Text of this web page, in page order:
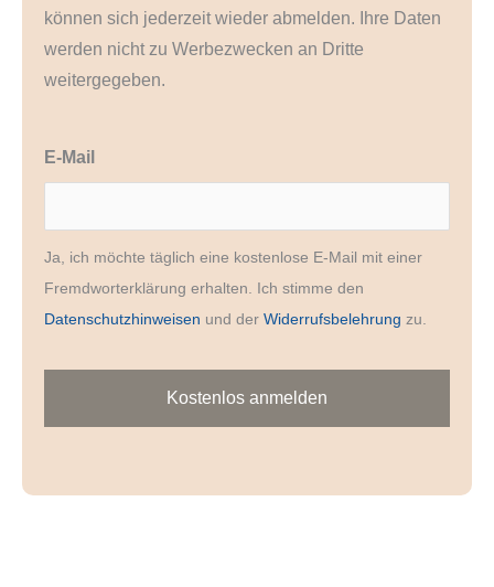
können sich jederzeit wieder abmelden. Ihre Daten
werden nicht zu Werbezwecken an Dritte
weitergegeben.
E-Mail
Ja, ich möchte täglich eine kostenlose E-Mail mit einer
Fremdworterklärung erhalten. Ich stimme den
Datenschutzhinweisen und der Widerrufsbelehrung zu.